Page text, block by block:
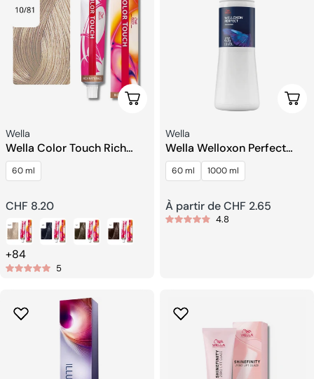
Choisissez Les Options
Fournisseur:
Wella
Wella Color Touch Rich
Naturals Demi-
permanente Coloration
60 ml
Prix
habituel
CHF 8.20
+84
5
Fournisseur:
Wella
Wella Welloxon Perfect
Développeur
60 ml 1000 ml
Prix
À partir de CHF 2.65
4.8